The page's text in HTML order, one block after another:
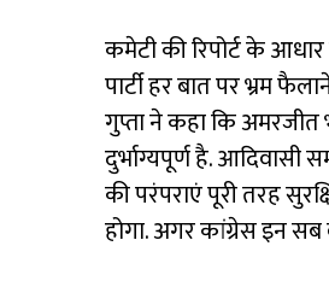
कमेटी की रिपोर्ट के
पार्टी हर बात पर भ्रम
गुप्ता ने कहा कि
दुर्भाग्यपूर्ण है.
की परंपराएं पूरी तरह
होगा. अगर कांग्रेस इन